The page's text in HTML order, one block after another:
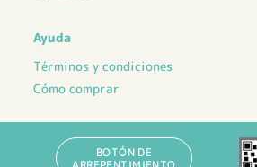
Ayuda
Términos y condiciones
Cómo comprar
BOTÓN DE